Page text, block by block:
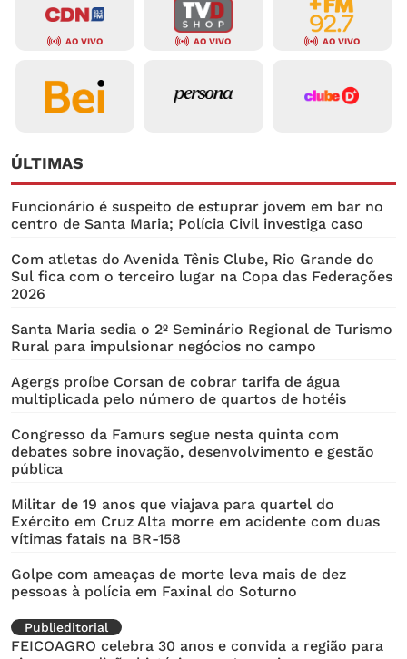
AO VIVO AO VIVO AO VIVO
ÚLTIMAS
Funcionário é suspeito de estuprar jovem em bar no
centro de Santa Maria; Polícia Civil investiga caso
Com atletas do Avenida Tênis Clube, Rio Grande do
Sul fica com o terceiro lugar na Copa das Federações
2026
Santa Maria sedia o 2º Seminário Regional de Turismo
Rural para impulsionar negócios no campo
Agergs proíbe Corsan de cobrar tarifa de água
multiplicada pelo número de quartos de hotéis
Congresso da Famurs segue nesta quinta com
debates sobre inovação, desenvolvimento e gestão
pública
Militar de 19 anos que viajava para quartel do
Exército em Cruz Alta morre em acidente com duas
vítimas fatais na BR-158
Golpe com ameaças de morte leva mais de dez
pessoas à polícia em Faxinal do Soturno
Publieditorial
FEICOAGRO celebra 30 anos e convida a região para